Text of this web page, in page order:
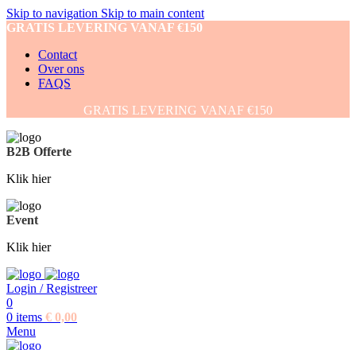
Skip to navigation Skip to main content
GRATIS LEVERING VANAF €150
Contact
Over ons
FAQS
GRATIS LEVERING VANAF €150
B2B Offerte
Klik hier
Event
Klik hier
Login / Registreer
0
0 items € 0,00
Menu